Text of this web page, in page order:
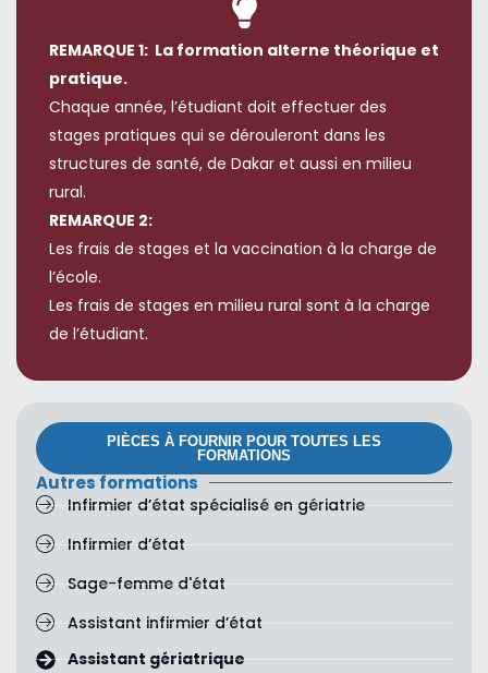
REMARQUE 1: La formation alterne théorique et
pratique.
Chaque année, l’étudiant doit effectuer des
stages pratiques qui se dérouleront dans les
structures de santé, de Dakar et aussi en milieu
rural.
REMARQUE 2:
Les frais de stages et la vaccination à la charge de
l’école.
Les frais de stages en milieu rural sont à la charge
de l’étudiant.
PIÈCES À FOURNIR POUR TOUTES LES
FORMATIONS
Autres formations
Infirmier d’état spécialisé en gériatrie
Infirmier d’état
Sage-femme d'état
Assistant infirmier d’état
Assistant gériatrique